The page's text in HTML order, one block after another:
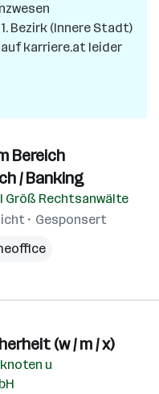
1. Bezirk (Innere Stadt)
karriere.at leider
Bereich
/ Banking
Größ Rechtsanwälte
Gesponsert
(w / m / x)
u